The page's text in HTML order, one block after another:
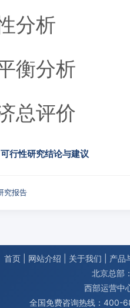
分析
衡分析
总评价
行性研究结论与建议
究报告
首页 网站介绍 关于我们
产品
北京总部
西部运营中
全国免费咨询热线：400-